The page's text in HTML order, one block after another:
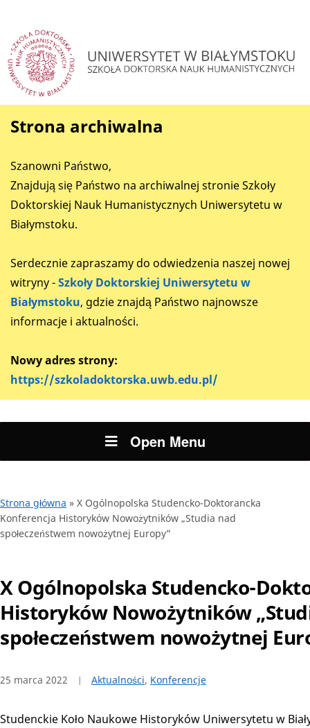
Strona archiwalna
Szanowni Państwo,
Znajdują się Państwo na archiwalnej stronie Szkoły
Doktorskiej Nauk Humanistycznych Uniwersytetu w
Białymstoku.
Serdecznie zapraszamy do odwiedzenia naszej nowej
witryny -Szkoły Doktorskiej Uniwersytetu w
Białymstoku, gdzie znajdą Państwo najnowsze
informacje i aktualności.
Nowy adres strony:
https://szkoladoktorska.uwb.edu.pl/
Open Menu
Strona główna » X Ogólnopolska Studencko-Doktorancka
Konferencja Historyków Nowożytników „Studia nad
społeczeństwem nowożytnej Europy”
X Ogólnopolska Studencko-
Historyków Nowożytników
społeczeństwem nowożytnej
25 marca 2022 Aktualności, Konferencje
Studenckie Koło Naukowe Historyków Uniwersytetu w